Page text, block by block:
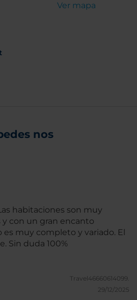
Ver mapa
nos
habitaciones son muy
con un gran encanto
es muy completo y variado. El
Sin duda 100%
Travel46660614099.
29/12/2025